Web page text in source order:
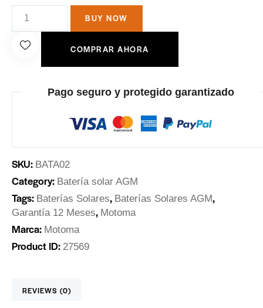
BUY NOW
COMPRAR AHORA
Pago seguro y protegido garantizado
SKU: BATA02
Category: Batería solar AGM
Tags: Baterías Solares, Baterías Solares AGM,
Garantía 12 Meses, Motoma
Marca: Motoma
Product ID: 27569
REVIEWS (0)